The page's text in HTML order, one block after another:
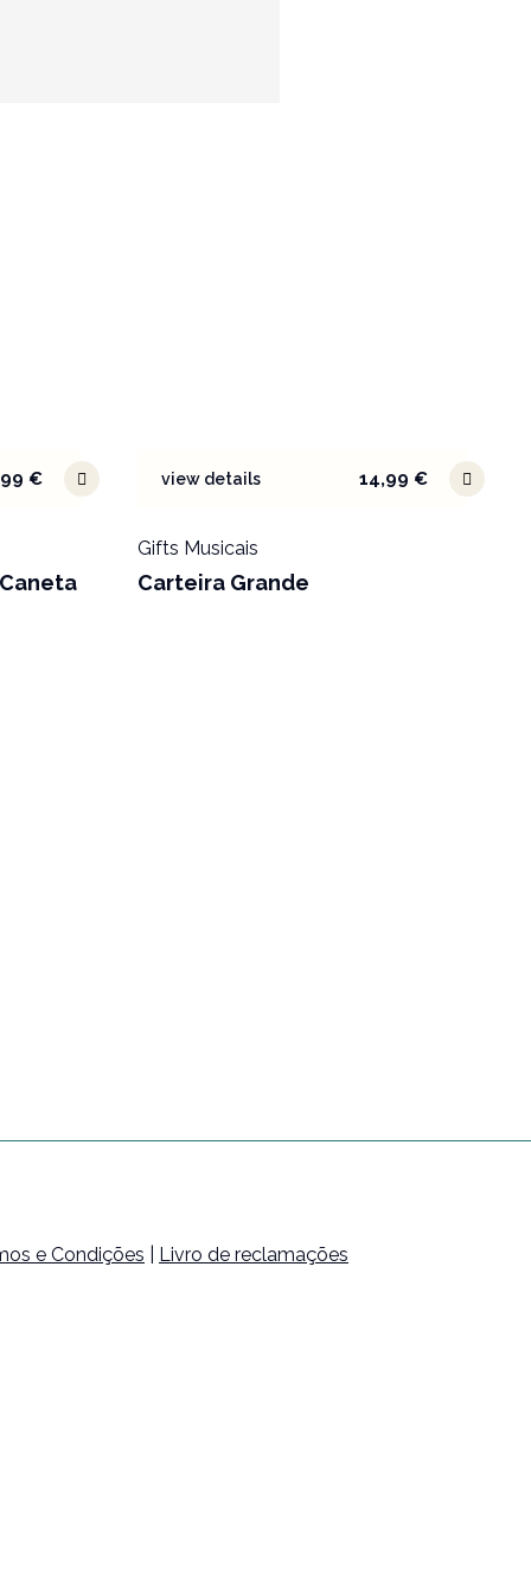
€ view details 14,99 €
Gifts Musicais
Carteira Grande
e Condições
Livro de reclamações